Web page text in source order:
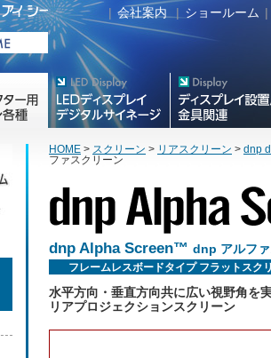
| 会社案内 | ショールーム |
HOME > スクリーン > リアスクリーン > dnp
ファスクリーン
dnp Alpha Screen™ dnp アルフ
フレームレスボードタイプ フラットスク
水平方向・垂直方向共に広い視野角を
リアプロジェクションスクリーン